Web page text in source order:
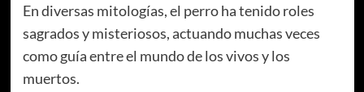
En diversas mitologías, el perro ha tenido roles
sagrados y misteriosos, actuando muchas veces
como guía entre el mundo de los vivos y los
muertos.